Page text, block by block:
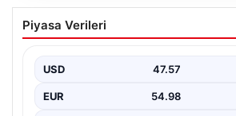
Domates konservesi bomba
9 aylık bebeğin vücudu yandı
Piyasa Verileri
USD 47.57
EUR 54.98